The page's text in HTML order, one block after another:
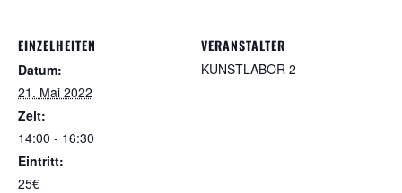
EINZELHEITEN
Datum:
21. Mai 2022
Zeit:
14:00 - 16:30
Eintritt:
25€
VERANSTALTER
KUNSTLABOR 2